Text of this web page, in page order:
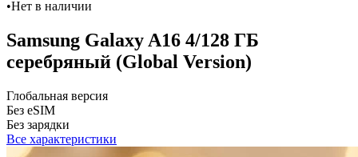
•Нет в наличии
Samsung Galaxy A16 4/128 ГБ
серебряный (Global Version)
Глобальная версия
Без eSIM
Без зарядки
Все характеристики